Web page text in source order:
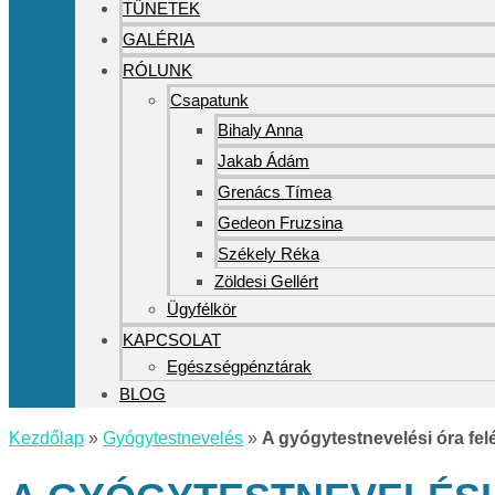
TÜNETEK
GALÉRIA
RÓLUNK
Csapatunk
Bihaly Anna
Jakab Ádám
Grenács Tímea
Gedeon Fruzsina
Székely Réka
Zöldesi Gellért
Ügyfélkör
KAPCSOLAT
Egészségpénztárak
BLOG
Kezdőlap » Gyógytestnevelés » A gyógytestnevelési óra